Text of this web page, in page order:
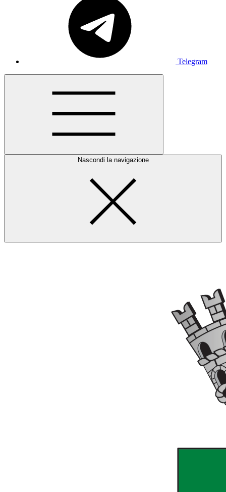
Telegram
Nascondi la navigazione